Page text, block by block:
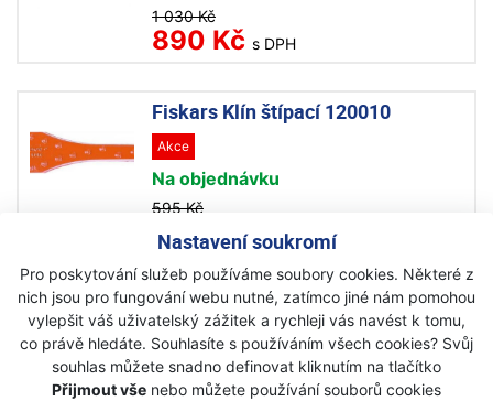
Nastavení soukromí
Pro poskytování služeb používáme soubory cookies. Některé z
nich jsou pro fungování webu nutné, zatímco jiné nám pomohou
vylepšit váš uživatelský zážitek a rychleji vás navést k tomu,
co právě hledáte. Souhlasíte s používáním všech cookies? Svůj
souhlas můžete snadno definovat kliknutím na tlačítko
Přijmout vše nebo můžete používání souborů cookies
1 030 Kč
890 Kč s DPH
Fiskars Klín štípací 120010
Akce
Na objednávku
595 Kč
500 Kč s DPH
Newsletter